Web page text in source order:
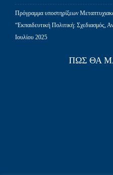
Πρόγραμμα υποστηρίξεων
“Εκπαιδευτική Πολιτική: Σχεδιασμός,
Ιουλίου 2025
ΠΩΣ ΘΑ